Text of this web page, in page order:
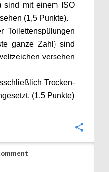
sind mit einem ISO
(1,5 Punkte).
Toilettenspülungen
ganze Zahl) sind
versehen
Trocken-
(1,5 Punkte)